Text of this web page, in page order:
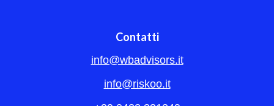
Contatti
info@wbadvisors.it
info@riskoo.it